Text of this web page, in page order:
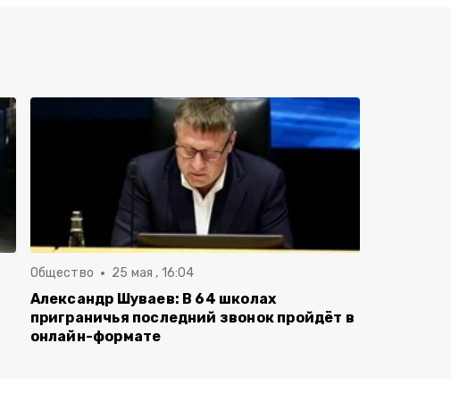
Общество 25 мая , 16:04
Александр Шуваев: В 64 школах
приграничья последний звонок пройдёт в
онлайн-формате